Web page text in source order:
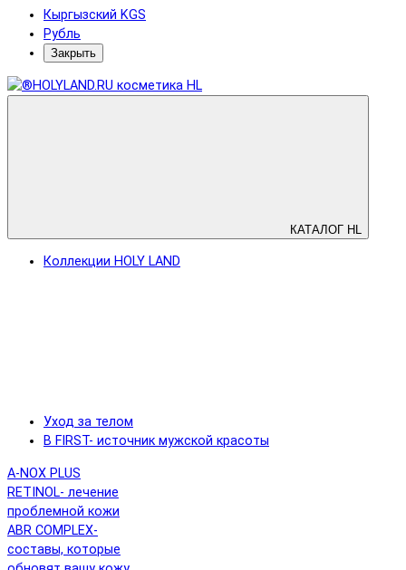
Кыргызский KGS
Рубль
Закрыть
КАТАЛОГ HL
Коллекции HOLY LAND
Уход за телом
B FIRST- источник мужской красоты
A-NOX PLUS
RETINOL- лечение
проблемной кожи
ABR COMPLEX-
составы, которые